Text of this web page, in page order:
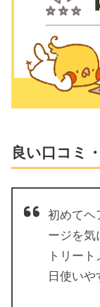
良い口コミ
初めてヘ
ージを気
トリー
日使いや